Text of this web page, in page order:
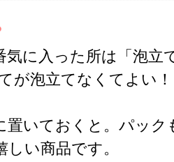
気に入った所は「泡立
が泡立てなくてよい
置いておくと。パッ
い商品です。